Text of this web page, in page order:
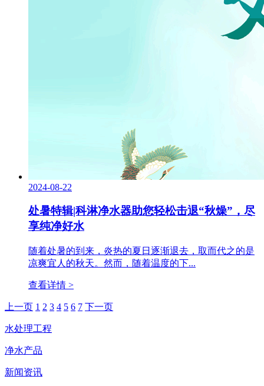
2024-08-22
处暑特辑|科淋净水器助您轻松击退“秋燥”，尽
享纯净好水
随着处暑的到来，炎热的夏日逐渐退去，取而代之的是
凉爽宜人的秋天。然而，随着温度的下...
查看详情 >
上一页 1 2 3 4 5 6 7 下一页
水处理工程
净水产品
新闻资讯